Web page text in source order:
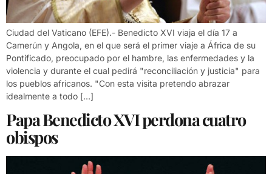
Ciudad del Vaticano (EFE).- Benedicto XVI viaja el día 17 a
Camerún y Angola, en el que será el primer viaje a África de su
Pontificado, preocupado por el hambre, las enfermedades y la
violencia y durante el cual pedirá "reconciliación y justicia" para
los pueblos africanos. "Con esta visita pretendo abrazar
idealmente a todo […]
Papa Benedicto XVI perdona cuatro
obispos